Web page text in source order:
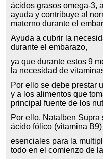
ácidos grasos omega-3,
ayuda y contribuye al
materno durante el
Ayuda a cubrir la
durante el embarazo,
ya que durante estos 9
la necesidad de
Por ello se debe prestar
y a los alimentos que
principal fuente de los
Por ello, Natalben
ácido fólico (vitamina
esenciales para la
todo en el comienzo de